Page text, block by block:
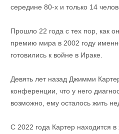
середине 80-х и только 14
Прошло 22 года с тех пор, как
премию мира в 2002 году
готовились к войне в Ираке.
Девять лет назад Джимми
конференции, что у него
возможно, ему осталось жить
С 2022 года Картер находится